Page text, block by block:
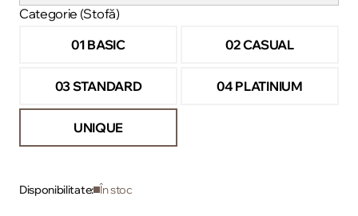
Categorie (Stofă)
01 BASIC
02 CASUAL
03 STANDARD 04 PLATINIUM
UNIQUE
Disponibilitate: În stoc